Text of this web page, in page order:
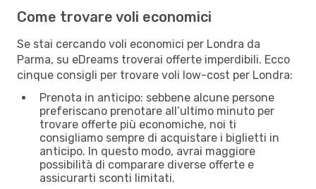
Come trovare voli economici
Se stai cercando voli economici per Londra da
Parma, su eDreams troverai offerte imperdibili. Ecco
cinque consigli per trovare voli low-cost per Londra:
Prenota in anticipo: sebbene alcune persone
preferiscano prenotare all’ultimo minuto per
trovare offerte più economiche, noi ti
consigliamo sempre di acquistare i biglietti in
anticipo. In questo modo, avrai maggiore
possibilità di comparare diverse offerte e
assicurarti sconti limitati.